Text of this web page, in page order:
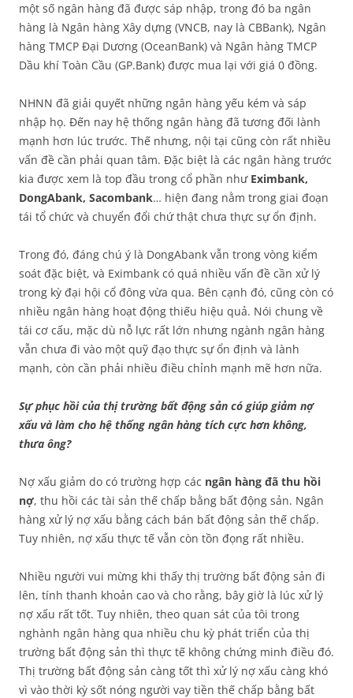
một số ngân hàng đã được sáp nhập, trong đó ba ngân
hàng là Ngân hàng Xây dựng (VNCB, nay là CBBank), Ngân
hàng TMCP Đại Dương (OceanBank) và Ngân hàng TMCP
Dầu khí Toàn Cầu (GP.Bank) được mua lại với giá 0 đồng.
NHNN đã giải quyết những ngân hàng yếu kém và sáp
nhập họ. Đến nay hệ thống ngân hàng đã tương đối lành
mạnh hơn lúc trước. Thế nhưng, nội tại cũng còn rất nhiều
vấn đề cần phải quan tâm. Đặc biệt là các ngân hàng trước
kia được xem là top đầu trong cổ phần nhưEximbank,
DongAbank, Sacombank… hiện đang nằm trong giai đoạn
tái tổ chức và chuyển đổi chứ thật chưa thực sự ổn định.
Trong đó, đáng chú ý là DongAbank vẫn trong vòng kiểm
soát đặc biệt, và Eximbank có quá nhiều vấn đề cần xử lý
trong kỳ đại hội cổ đông vừa qua. Bên cạnh đó, cũng còn có
nhiều ngân hàng hoạt động thiếu hiệu quả. Nói chung về
tái cơ cấu, mặc dù nỗ lực rất lớn nhưng ngành ngân hàng
vẫn chưa đi vào một quỹ đạo thực sự ổn định và lành
mạnh, còn cần phải nhiều điều chỉnh mạnh mẽ hơn nữa.
Sự phục hồi của thị trường bất động sản có giúp giảm nợ
xấu và làm cho hệ thống ngân hàng tích cực hơn không,
thưa ông?
Nợ xấu giảm do có trường hợp các ngân hàng đã thu hồi
nợ, thu hồi các tài sản thế chấp bằng bất động sản. Ngân
hàng xử lý nợ xấu bằng cách bán bất động sản thế chấp.
Tuy nhiên, nợ xấu thực tế vẫn còn tồn đọng rất nhiều.
Nhiều người vui mừng khi thấy thị trường bất động sản đi
lên, tính thanh khoản cao và cho rằng, bây giờ là lúc xử lý
nợ xấu rất tốt. Tuy nhiên, theo quan sát của tôi trong
nghành ngân hàng qua nhiều chu kỳ phát triển của thị
trường bất động sản thì thực tế không chứng minh điều đó.
Thị trường bất động sản càng tốt thì xử lý nợ xấu càng khó
vì vào thời kỳ sốt nóng người vay tiền thế chấp bằng bất